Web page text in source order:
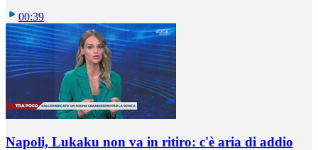
00:39
Napoli, Lukaku non va in ritiro: c'è aria di addio